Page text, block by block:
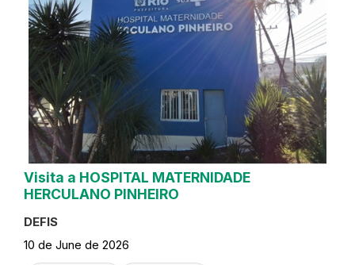
Visita a HOSPITAL MATERNIDADE
HERCULANO PINHEIRO
DEFIS
10 de June de 2026